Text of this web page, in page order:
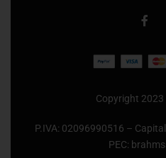
Copyright 2023
P.IVA: 02096990516 –
PEC: